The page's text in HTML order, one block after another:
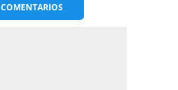
COMENTARIOS